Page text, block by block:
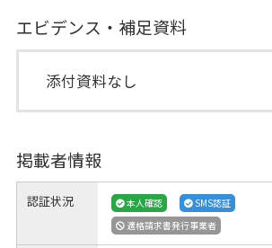
エビデンス・補足資料
添付資料なし
掲載者情報
認証状況 本人確認
SMS認証
適格請求書発行事業者